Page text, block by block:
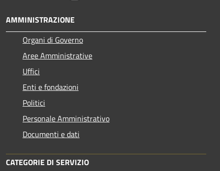
AMMINISTRAZIONE
Organi di Governo
Aree Amministrative
Uffici
Enti e fondazioni
Politici
Personale Amministrativo
Documenti e dati
CATEGORIE DI SERVIZIO